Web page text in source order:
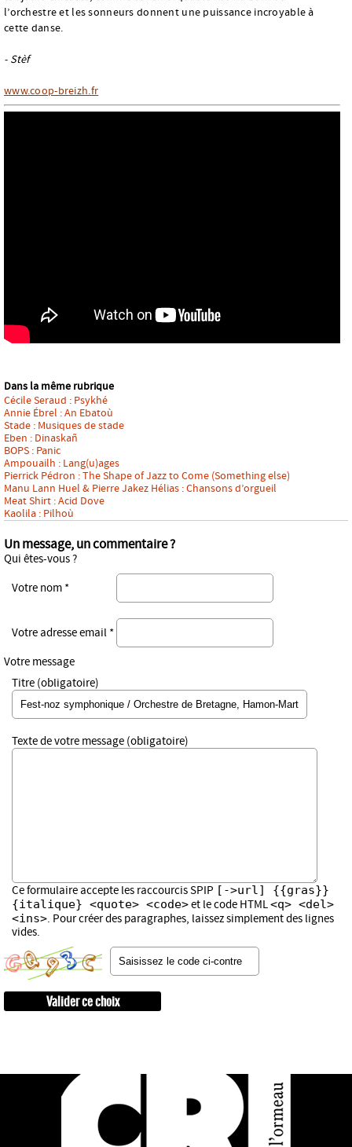
l’orchestre et les sonneurs donnent une puissance incroyable à
cette danse.
- Stèf
www.coop-breizh.fr
Dans la même rubrique
Cécile Seraud : Psykhé
Annie Ébrel : An Ebatoù
Stade : Musiques de stade
Eben : Dinaskañ
BOPS : Panic
Ampouailh : Lang(u)ages
Pierrick Pédron : The Shape of Jazz to Come (Something else)
Manu Lann Huel & Pierre Jakez Hélias : Chansons d’orgueil
Meat Shirt : Acid Dove
Kaolila : Pilhoù
Un message, un commentaire ?
Qui êtes-vous ?
Votre nom *
Votre adresse email *
Votre message
Titre (obligatoire)
Texte de votre message (obligatoire)
Ce formulaire accepte les raccourcis SPIP [->url] {{gras}}
{italique} <quote> <code>et le code HTML<q> <del>
<ins>. Pour créer des paragraphes, laissez simplement des lignes
vides.